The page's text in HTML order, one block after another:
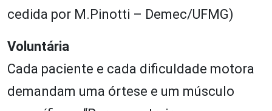
cedida por M.Pinotti – Demec/UFMG)
Voluntária
Cada paciente e cada dificuldade motora
demandam uma órtese e um músculo